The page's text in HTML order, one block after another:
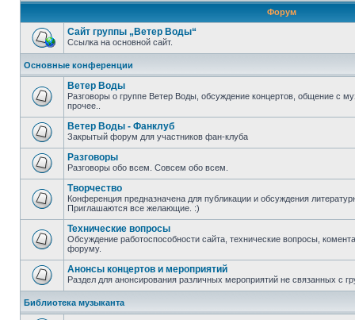
Форум
Сайт группы „Ветер Воды“
Ссылка на основной сайт.
Основные конференции
Ветер Воды
Разговоры о группе Ветер Воды, обсуждение концертов, общение с
прочее..
Ветер Воды - Фанклуб
Закрытый форум для участников фан-клуба
Разговоры
Разговоры обо всем. Совсем обо всем.
Творчество
Конференция предназначена для публикации и обсуждения
Приглашаются все желающие. :)
Технические вопросы
Обсуждение работоспособности сайта, технические вопросы,
форуму.
Анонсы концертов и мероприятий
Раздел для анонсирования различных мероприятий не связанных с
Библиотека музыканта